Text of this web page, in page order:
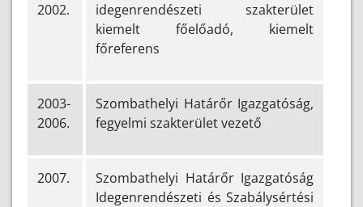
2002.
idegenrendészeti szakterület
kiemelt főelőadó, kiemelt
főreferens
2003-
2006.
Szombathelyi Határőr Igazgatóság,
fegyelmi szakterület vezető
2007.
Szombathelyi Határőr Igazgatóság
Idegenrendészeti és Szabálysértési